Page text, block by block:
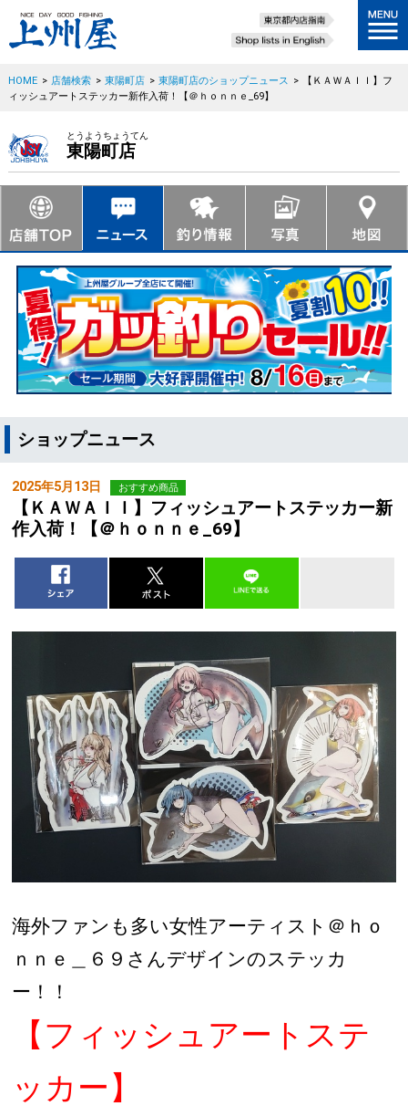
HOME > 店舗検索 > 東陽町店 > 東陽町店のショップニュース >
【ＫＡＷＡＩＩ】フ
ィッシュアートステッカー新作入荷！【＠ｈｏｎｎｅ_69】
とうようちょうてん
東陽町店
ショップニュース
2025年5月13日 おすすめ商品
【ＫＡＷＡＩＩ】フィッシュアートステッカー新
作入荷！【＠ｈｏｎｎｅ_69】
海外ファンも多い女性アーティスト＠ｈｏ
ｎｎｅ＿６９さんデザインのステッカ
ー！！
【フィッシュアートステ
ッカー】